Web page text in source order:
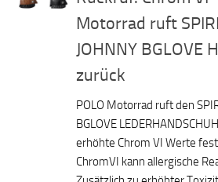
Motorrad ruft
JOHNNY BGLOVE
zurück
POLO Motorrad ruft den
BGLOVE
erhöhte Chrom VI Werte
ChromVI kann allergische